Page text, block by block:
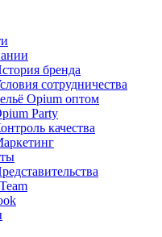
бренда
сотрудничества
Opium оптом
Party
качества